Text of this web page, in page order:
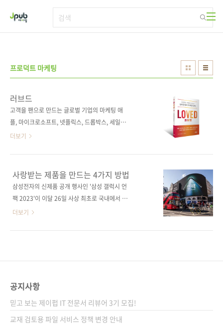
프로덕트 마케팅
러브드
고객을 팬으로 만드는 글로벌 기업의 마케팅 애
플, 마이크로소프트, 넷플릭스, 드롭박스, 세일즈
포스 같은 IT 선도 기업은 프로덕트 마케팅을 어
마케팅이 있다면 아무리 제품이 뛰어나도 주도
권을 빼앗길 수 있다. 실리콘밸리 프로덕트 그룹
의 마케팅 기법을 활용하면 고객 세분화, 제품 포
장에 출시하는 전략까지 세울 수 있다. 나아가 효
과적인 프로덕트 마케팅은 고객이 제품과 회사
이십사..
더보기
사랑받는 제품을 만드는 4가지 방법
삼성전자의 신제품 공개 행사인 '삼성 갤럭시 언
팩 2023'이 이달 26일 사상 최초로 국내에서 개
최됩니다. 글로벌 기업의 신제품 출시 행사이니
리는데, 한국의 고객은 밤을 새워 그 행사를 라이
등으로 제품을 구매하기 위해 전날 밤부터 줄을
서기도 하죠. 이 글로벌 기업들은 어떻게 고객이
더보기
공지사항
믿고 보는 제이펍 IT 전문서 리뷰어 3기 모집!
교재 검토용 파일 서비스 정책 변경 안내